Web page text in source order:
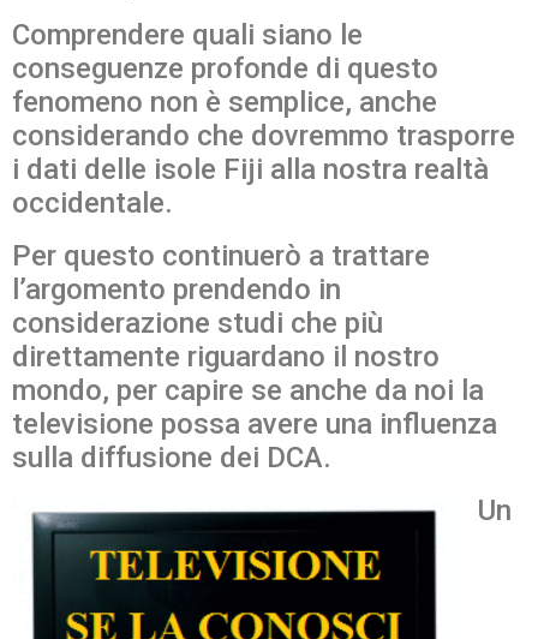
Comprendere quali siano le
conseguenze profonde di questo
fenomeno non è semplice, anche
considerando che dovremmo trasporre
i dati delle isole Fiji alla nostra realtà
occidentale.
Per questo continuerò a trattare
l’argomento prendendo in
considerazione studi che più
direttamente riguardano il nostro
mondo, per capire se anche da noi la
televisione possa avere una influenza
sulla diffusione dei DCA.
Un